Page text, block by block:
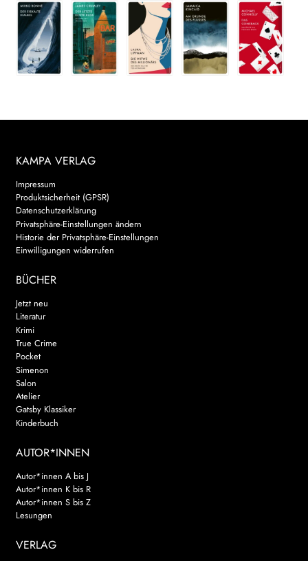
KAMPA VERLAG
Impressum
Produktsicherheit (GPSR)
Datenschutzerklärung
Privatsphäre-Einstellungen ändern
Historie der Privatsphäre-Einstellungen
Einwilligungen widerrufen
BÜCHER
Jetzt neu
Literatur
Krimi
True Crime
Pocket
Simenon
Salon
Atelier
Gatsby Klassiker
Kinderbuch
AUTOR*INNEN
Autor*innen A bis J
Autor*innen K bis R
Autor*innen S bis Z
Lesungen
VERLAG